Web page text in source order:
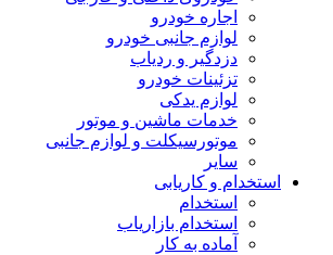
اجاره خودرو
لوازم جانبی خودرو
دزدگیر و ردیاب
تزئینات خودرو
لوازم یدکی
خدمات ماشین و موتور
موتورسیکلت و لوازم جانبی
سایر
استخدام و کاریابی
استخدام
استخدام بازاریاب
آماده به کار